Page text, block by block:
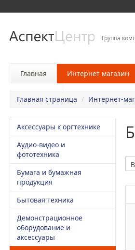
Группа
Главная Интернет магазин
Главная страница / Интернет-
Аксессуары к оргтехнике
Аудио-видео и
фототехника
Бумага и бумажная
продукция
Бытовая техника
Демонстрационное
оборудование и
аксессуары